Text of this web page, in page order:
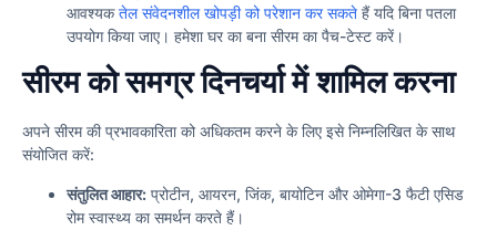
आवश्यकतेल संवेदनशील खोपड़ी को परेशान कर सकते हैं यदि बिना पतला
उपयोग किया जाए। हमेशा घर का बना सीरम का पैच-टेस्ट करें।
सीरम को समग्र दिनचर्या में शामिल करना
अपने सीरम की प्रभावकारिता को अधिकतम करने के लिए इसे निम्नलिखित के साथ
संयोजित करें:
संतुलित आहार: प्रोटीन, आयरन, जिंक, बायोटिन और ओमेगा-3 फैटी एसिड
रोम स्वास्थ्य का समर्थन करते हैं।